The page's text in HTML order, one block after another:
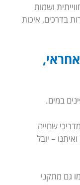
ושמות
בדרכים, איכות
במים.
שחייה
– יובל
גם מתקני